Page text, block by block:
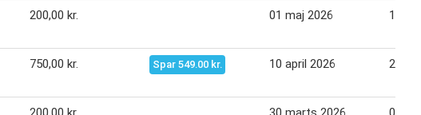
200,00 kr. 01 maj 2026 14
750,00 kr. Spar 549.00 kr. 10 april 2026 23